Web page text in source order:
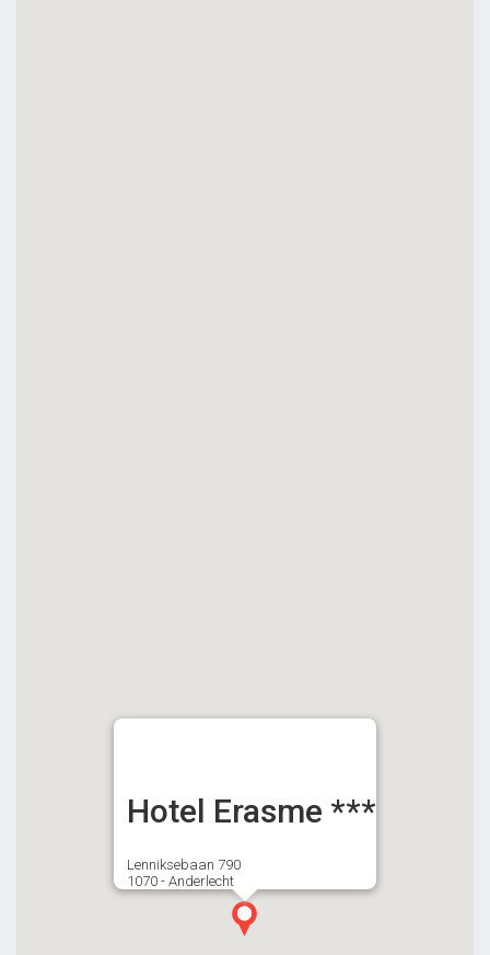
Hotel Erasme ***
Lenniksebaan 790
1070 - Anderlecht